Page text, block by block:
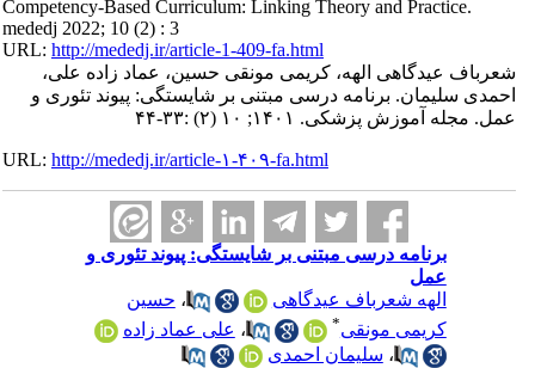
Competency-Based Curriculum: Linking Theory and Practice.
mededj 2022; 10 (2) : 3
URL:http://mededj.ir/article-1-409-fa.html
شعرباف عیدگاهی الهه، کریمی مونقی حسین، عماد زاده علی،
احمدی سلیمان. برنامه درسی مبتنی بر شایستگی: پیوند تئوری و
عمل. مجله آموزش پزشکی. ۱۴۰۱; ۱۰ (۲) :۳۳-۴۴
URL:http://mededj.ir/article-۱-۴۰۹-fa.html
برنامه درسی مبتنی بر شایستگی: پیوند تئوری و
عمل
الهه شعرباف عیدگاهی
،حسین
کریمی مونقی
،علی عماد زاده
،سلیمان احمدی